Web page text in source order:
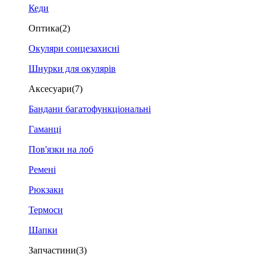
Кеди
Оптика(2)
Окуляри сонцезахисні
Шнурки для окулярів
Аксесуари(7)
Бандани багатофункціональні
Гаманці
Пов'язки на лоб
Ремені
Рюкзаки
Термоси
Шапки
Запчастини(3)